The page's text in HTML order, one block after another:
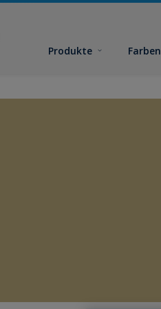
Produkte Farben